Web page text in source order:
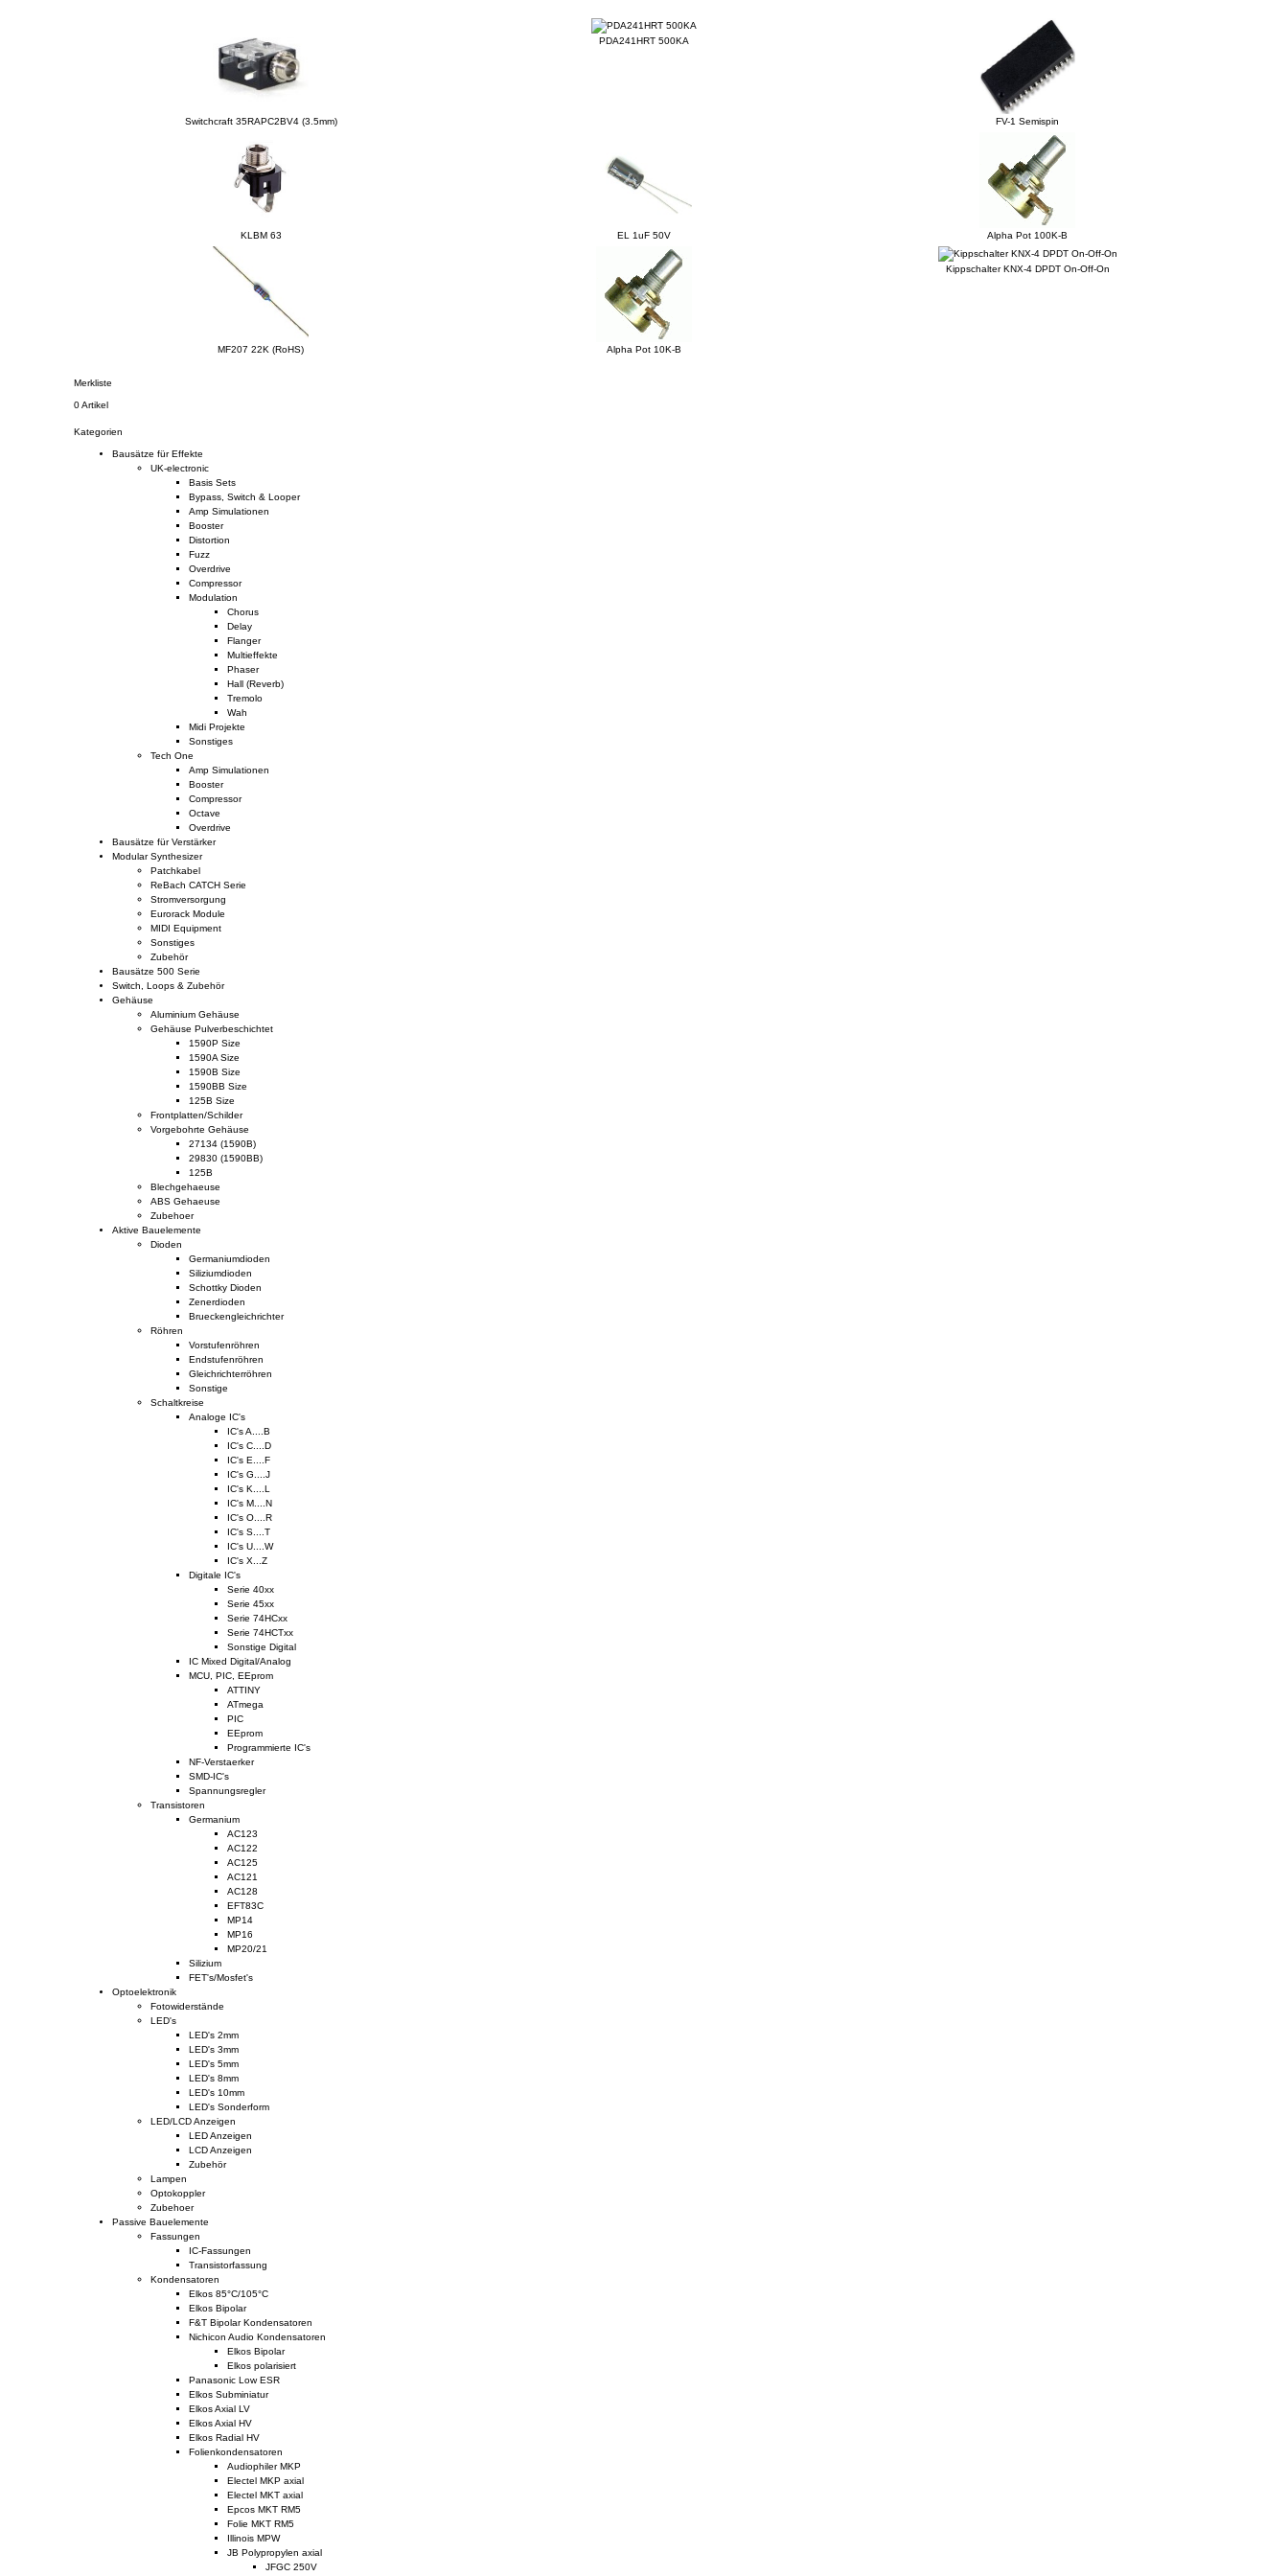
Switchcraft 35RAPC2BV4 (3.5mm)
PDA241HRT 500KA
FV-1 Semispin
KLBM 63 EL 1uF 50V Alpha Pot 100K-B
MF207 22K (RoHS) Alpha Pot 10K-B
Kippschalter KNX-4 DPDT On-Off-On
Merkliste
0 Artikel
Kategorien
Bausätze für Effekte
UK-electronic
Basis Sets
Bypass, Switch & Looper
Amp Simulationen
Booster
Distortion
Fuzz
Overdrive
Compressor
Modulation
Chorus
Delay
Flanger
Multieffekte
Phaser
Hall (Reverb)
Tremolo
Wah
Midi Projekte
Sonstiges
Tech One
Amp Simulationen
Booster
Compressor
Octave
Overdrive
Bausätze für Verstärker
Modular Synthesizer
Patchkabel
ReBach CATCH Serie
Stromversorgung
Eurorack Module
MIDI Equipment
Sonstiges
Zubehör
Bausätze 500 Serie
Switch, Loops & Zubehör
Gehäuse
Aluminium Gehäuse
Gehäuse Pulverbeschichtet
1590P Size
1590A Size
1590B Size
1590BB Size
125B Size
Frontplatten/Schilder
Vorgebohrte Gehäuse
27134 (1590B)
29830 (1590BB)
125B
Blechgehaeuse
ABS Gehaeuse
Zubehoer
Aktive Bauelemente
Dioden
Germaniumdioden
Siliziumdioden
Schottky Dioden
Zenerdioden
Brueckengleichrichter
Röhren
Vorstufenröhren
Endstufenröhren
Gleichrichterröhren
Sonstige
Schaltkreise
Analoge IC's
IC's A....B
IC's C....D
IC's E....F
IC's G....J
IC's K....L
IC's M....N
IC's O....R
IC's S....T
IC's U....W
IC's X...Z
Digitale IC's
Serie 40xx
Serie 45xx
Serie 74HCxx
Serie 74HCTxx
Sonstige Digital
IC Mixed Digital/Analog
MCU, PIC, EEprom
ATTINY
ATmega
PIC
EEprom
Programmierte IC's
NF-Verstaerker
SMD-IC's
Spannungsregler
Transistoren
Germanium
AC123
AC122
AC125
AC121
AC128
EFT83C
MP14
MP16
MP20/21
Silizium
FET's/Mosfet's
Optoelektronik
Fotowiderstände
LED's
LED's 2mm
LED's 3mm
LED's 5mm
LED's 8mm
LED's 10mm
LED's Sonderform
LED/LCD Anzeigen
LED Anzeigen
LCD Anzeigen
Zubehör
Lampen
Optokoppler
Zubehoer
Passive Bauelemente
Fassungen
IC-Fassungen
Transistorfassung
Kondensatoren
Elkos 85°C/105°C
Elkos Bipolar
F&T Bipolar Kondensatoren
Nichicon Audio Kondensatoren
Elkos Bipolar
Elkos polarisiert
Panasonic Low ESR
Elkos Subminiatur
Elkos Axial LV
Elkos Axial HV
Elkos Radial HV
Folienkondensatoren
Audiophiler MKP
Electel MKP axial
Electel MKT axial
Epcos MKT RM5
Folie MKT RM5
Illinois MPW
JB Polypropylen axial
JFGC 250V